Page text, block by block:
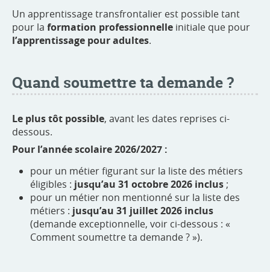
Un apprentissage transfrontalier est possible tant
pour la formation professionnelle initiale que pour
l’apprentissage pour adultes.
Quand soumettre ta demande ?
Le plus tôt possible, avant les dates reprises ci-
dessous.
Pour l’année scolaire 2026/2027 :
pour un métier figurant sur la liste des métiers
éligibles : jusqu’au 31 octobre 2026 inclus ;
pour un métier non mentionné sur la liste des
métiers : jusqu’au 31 juillet 2026 inclus
(demande exceptionnelle, voir ci-dessous : «
Comment soumettre ta demande ? »).